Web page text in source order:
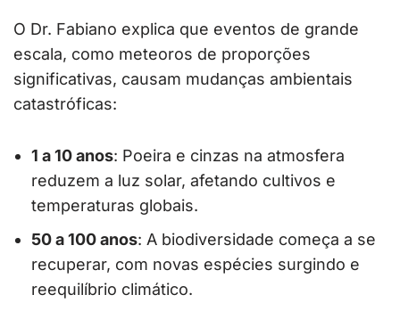
O Dr. Fabiano explica que eventos de grande
escala, como meteoros de proporções
significativas, causam mudanças ambientais
catastróficas:
1 a 10 anos: Poeira e cinzas na atmosfera
reduzem a luz solar, afetando cultivos e
temperaturas globais.
50 a 100 anos: A biodiversidade começa a se
recuperar, com novas espécies surgindo e
reequilíbrio climático.